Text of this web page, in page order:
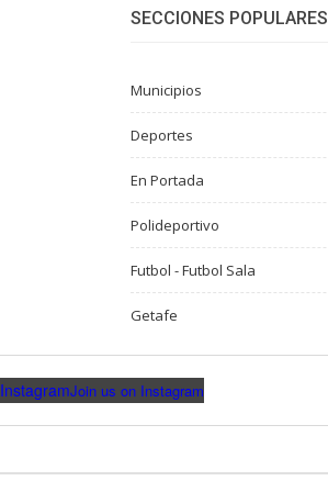
SECCIONES POPULARES
Municipios
Deportes
En Portada
Polideportivo
Futbol - Futbol Sala
Getafe
InstagramJoin us on Instagram